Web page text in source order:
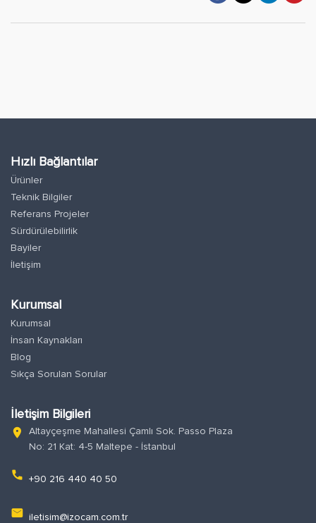
Hızlı Bağlantılar
Ürünler
Teknik Bilgiler
Referans Projeler
Sürdürülebilirlik
Bayiler
İletişim
Kurumsal
Kurumsal
İnsan Kaynakları
Blog
Sıkça Sorulan Sorular
İletişim Bilgileri
location_on
Altayçeşme Mahallesi Çamlı Sok. Passo Plaza
No: 21 Kat: 4-5 Maltepe - İstanbul
phone +90 216 440 40 50
email iletisim@izocam.com.tr